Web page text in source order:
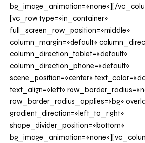
bg_image_animation=»none»][/
[vc_row type=»in_container»
full_screen_row_position=»middle»
column_margin=»default»
column_direction_tablet=»default»
column_direction_phone=»default»
scene_position=»center»
text_align=»left»
row_border_radius_applies=»bg»
gradient_direction=»left_to_right»
shape_divider_position=»bottom»